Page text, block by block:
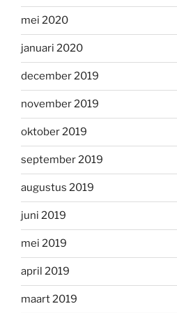
mei 2020
januari 2020
december 2019
november 2019
oktober 2019
september 2019
augustus 2019
juni 2019
mei 2019
april 2019
maart 2019